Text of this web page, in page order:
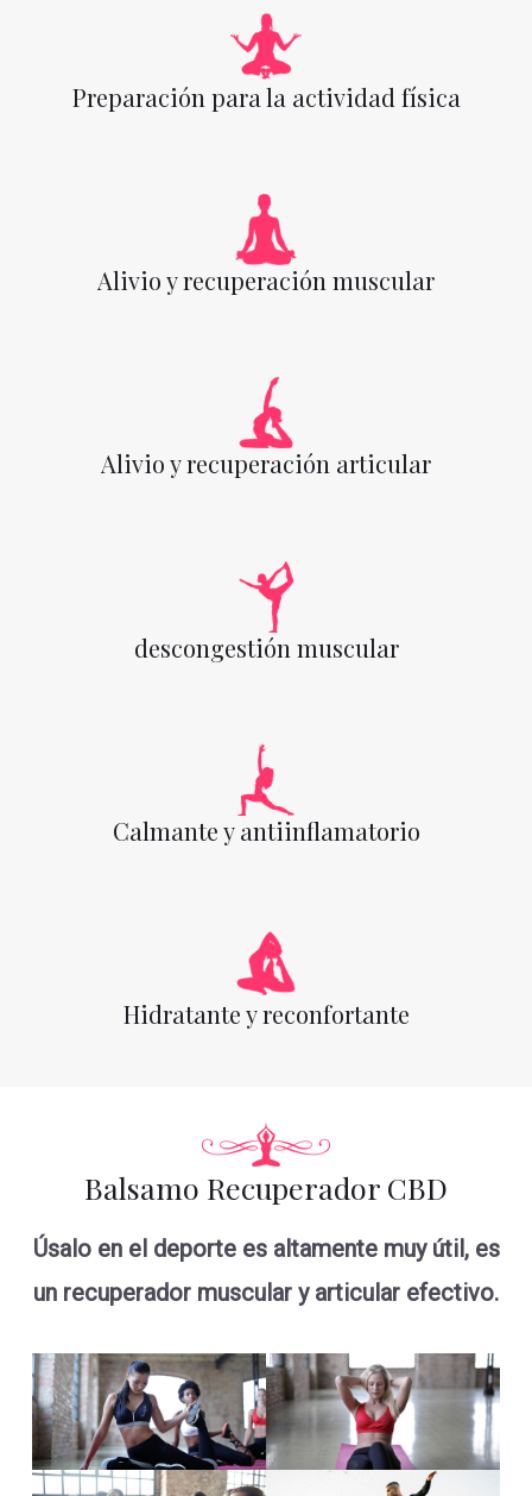
Preparación para la actividad física
Alivio y recuperación muscular
Alivio y recuperación articular
descongestión muscular
Calmante y antiinflamatorio
Hidratante y reconfortante
Balsamo Recuperador CBD
Úsalo en el deporte es altamente muy útil, es
un recuperador muscular y articular efectivo.